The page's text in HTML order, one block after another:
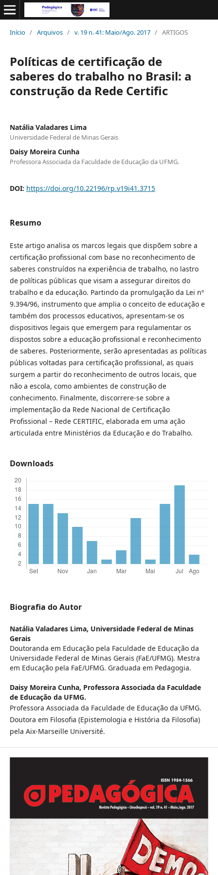
Início / Arquivos / v. 19 n. 41: Maio/Ago. 2017 / ARTIGOS
Políticas de certificação de
saberes do trabalho no Brasil: a
construção da Rede Certific
Natália Valadares Lima
Universidade Federal de Minas Gerais
Daisy Moreira Cunha
Professora Associada da Faculdade de Educação da UFMG.
DOI: https://doi.org/10.22196/rp.v19i41.3715
Resumo
Este artigo analisa os marcos legais que dispõem sobre a
certificação profissional com base no reconhecimento de
saberes construídos na experiência de trabalho, no lastro
de políticas públicas que visam a assegurar direitos do
trabalho e da educação. Partindo da promulgação da Lei nº
9.394/96, instrumento que amplia o conceito de educação e
também dos processos educativos, apresentam-se os
dispositivos legais que emergem para regulamentar os
dispostos sobre a educação profissional e reconhecimento
de saberes. Posteriormente, serão apresentadas as políticas
públicas voltadas para certificação profissional, as quais
surgem a partir do reconhecimento de outros locais, que
não a escola, como ambientes de construção de
conhecimento. Finalmente, discorrere-se sobre a
implementação da Rede Nacional de Certificação
Profissional – Rede CERTIFIC, elaborada em uma ação
articulada entre Ministérios da Educação e do Trabalho.
Downloads
Biografia do Autor
Natália Valadares Lima, Universidade Federal de Minas
Gerais
Doutoranda em Educação pela Faculdade de Educação da
Universidade Federal de Minas Gerais (FaE/UFMG). Mestra
em Educação pela FaE/UFMG. Graduada em Pedagogia.
Daisy Moreira Cunha, Professora Associada da Faculdade
de Educação da UFMG.
Professora Associada da Faculdade de Educação da UFMG.
Doutora em Filosofia (Epistemologia e História da Filosofia)
pela Aix-Marseille Université.